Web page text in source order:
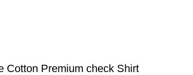
Cotton Premium check Shirt